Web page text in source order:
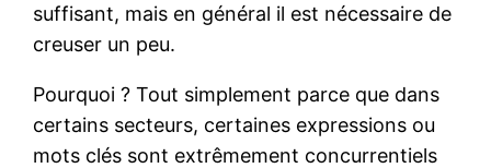
suffisant, mais en général il est nécessaire de
creuser un peu.
Pourquoi ? Tout simplement parce que dans
certains secteurs, certaines expressions ou
mots clés sont extrêmement concurrentiels